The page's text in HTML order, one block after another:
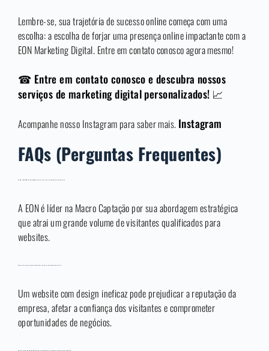
Lembre-se, sua trajetória de sucesso online começa com uma
escolha: a escolha de forjar uma presença online impactante com a
EON Marketing Digital. Entre em contato conosco agora mesmo!
☎ Entre em contato conosco e descubra nossos
serviços de marketing digital personalizados! 📈
Acompanhe nosso Instagram para saber mais. Instagram
FAQs (Perguntas Frequentes)
A EON é líder na Macro Captação por sua abordagem estratégica
que atrai um grande volume de visitantes qualificados para
websites.
Um website com design ineficaz pode prejudicar a reputação da
empresa, afetar a confiança dos visitantes e comprometer
oportunidades de negócios.